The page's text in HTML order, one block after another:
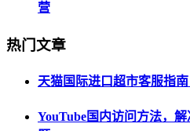
营
热门文章
天猫国际进口超市客服指
YouTube国内访问方法，